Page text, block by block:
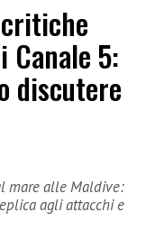
5:
discutere
mare alle Maldive:
agli attacchi e